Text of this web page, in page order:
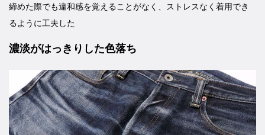
締めた際でも違和感を覚えることがなく、ストレスなく着用でき
るように工夫した
濃淡がはっきりした色落ち